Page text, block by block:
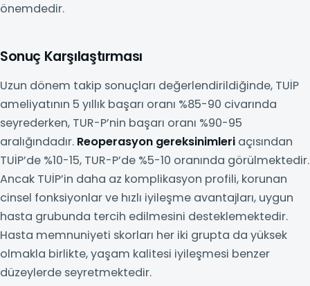
önemdedir.
Sonuç Karşılaştırması
Uzun dönem takip sonuçları değerlendirildiğinde, TUİP
ameliyatının 5 yıllık başarı oranı %85-90 civarında
seyrederken, TUR-P’nin başarı oranı %90-95
aralığındadır. Reoperasyon gereksinimleri açısından
TUİP’de %10-15, TUR-P’de %5-10 oranında görülmektedir.
Ancak TUİP’in daha az komplikasyon profili, korunan
cinsel fonksiyonlar ve hızlı iyileşme avantajları, uygun
hasta grubunda tercih edilmesini desteklemektedir.
Hasta memnuniyeti skorları her iki grupta da yüksek
olmakla birlikte, yaşam kalitesi iyileşmesi benzer
düzeylerde seyretmektedir.